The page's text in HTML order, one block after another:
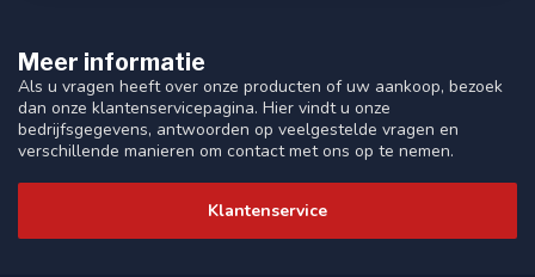
Meer informatie
Als u vragen heeft over onze producten of uw aankoop, bezoek
dan onze klantenservicepagina. Hier vindt u onze
bedrijfsgegevens, antwoorden op veelgestelde vragen en
verschillende manieren om contact met ons op te nemen.
Klantenservice